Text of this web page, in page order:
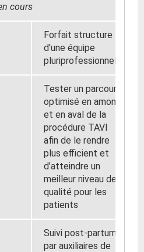
cours
Forfait structure
d'une équipe
pluriprofessionnelle
Tester un parcours
optimisé en amont
et en aval de la
procédure TAVI
afin de le rendre
plus efficient et
d’atteindre un
meilleur niveau de
qualité pour les
patients
Suivi post-partum
par auxiliaires de